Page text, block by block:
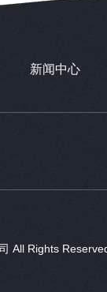
新闻中心
司 All Rights